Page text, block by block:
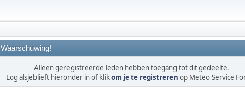
Waarschuwing!
Alleen geregistreerde leden hebben toegang tot dit gedeelte.
Log alsjeblieft hieronder in of klikom je te registreren op Meteo Service